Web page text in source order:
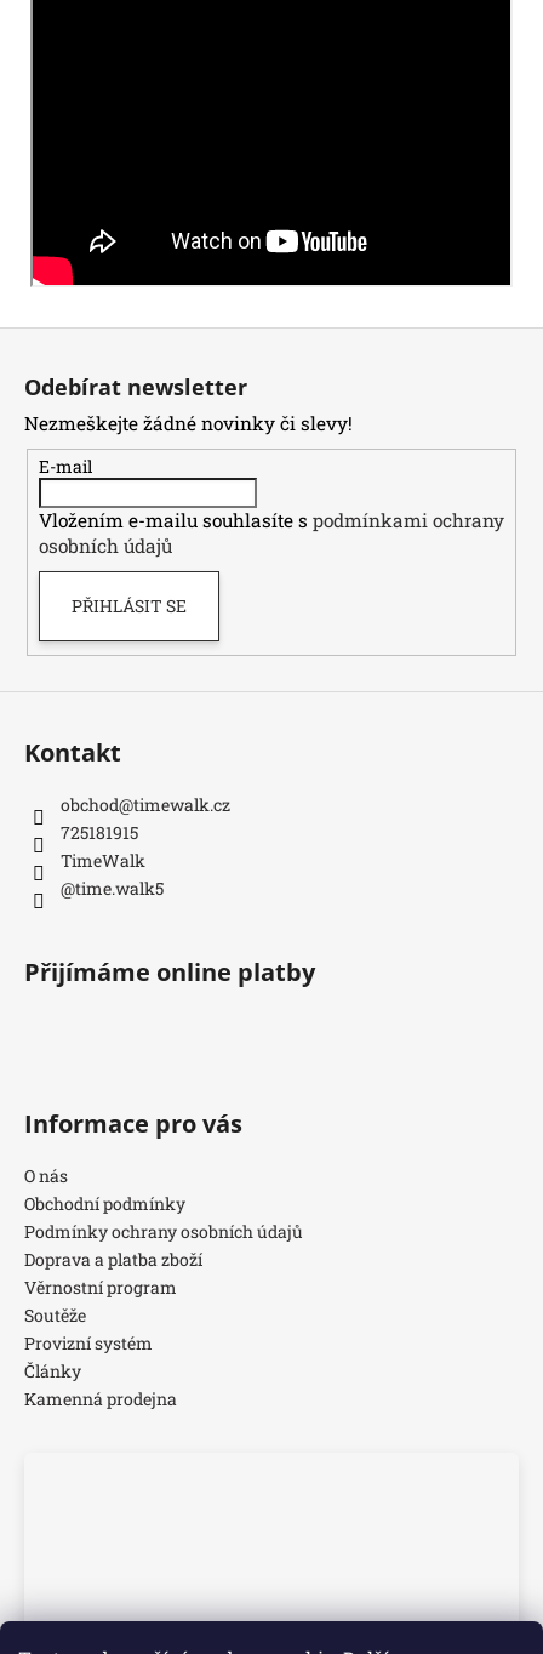
Z
Odebírat newsletter
Nezmeškejte žádné novinky či slevy!
E-mail
Vložením e-mailu souhlasíte s podmínkami ochrany
osobních údajů
PŘIHLÁSIT SE
Kontakt
obchod@timewalk.cz
725181915
TimeWalk
@time.walk5
Přijímáme online platby
Informace pro vás
O nás
Obchodní podmínky
Podmínky ochrany osobních údajů
Doprava a platba zboží
Věrnostní program
Soutěže
Provizní systém
Články
Kamenná prodejna